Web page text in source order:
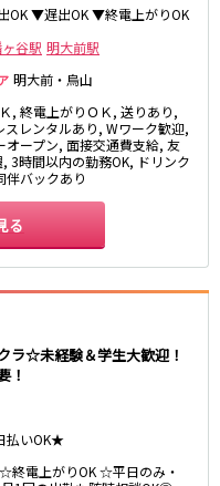
OK ▼遅出OK ▼終電上がりOK
谷駅 明大前駅
明大前・烏山
, 終電上がりＯＫ, 送りあり,
レンタルあり, Wワーク歓迎,
ープン, 面接交通費支給, 友
3時間以内の勤務OK, ドリンク
伴バックあり
る
ラ☆未経験＆学生大歓迎！
！
払いOK★
終電上がりOK ☆平日のみ・
小岩
・二子玉川
橋
草橋・両国
鴨
作
坂
・大久保
・石神井公園
駅